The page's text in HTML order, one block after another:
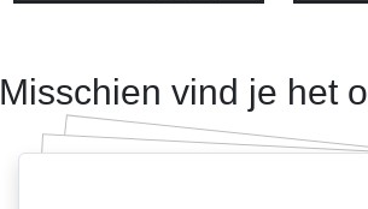
Misschien vind je het